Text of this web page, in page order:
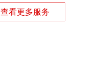
查看更多服务